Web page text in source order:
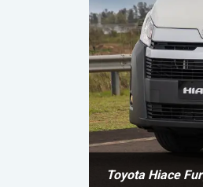
Toyota Hiace